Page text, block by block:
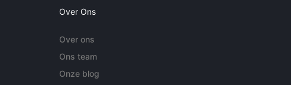
Over Ons
Over ons
Ons team
Onze blog